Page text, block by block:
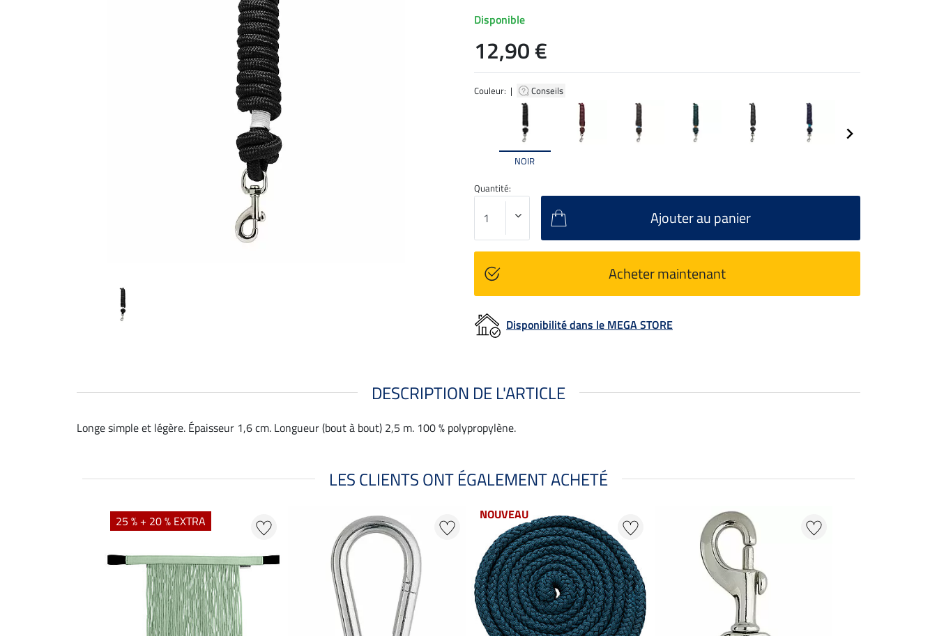
Couleur: | Conseils
NOIR
Disponible
12,90 €
Quantité:
Ajouter au panier
Acheter maintenant
Disponibilité dans le MEGA STORE
DESCRIPTION DE L'ARTICLE
Longe simple et légère. Épaisseur 1,6 cm. Longueur (bout à bout) 2,5 m. 100 % polypropylène.
LES CLIENTS ONT ÉGALEMENT ACHETÉ
25 % + 20 % EXTRA NOUVEAU